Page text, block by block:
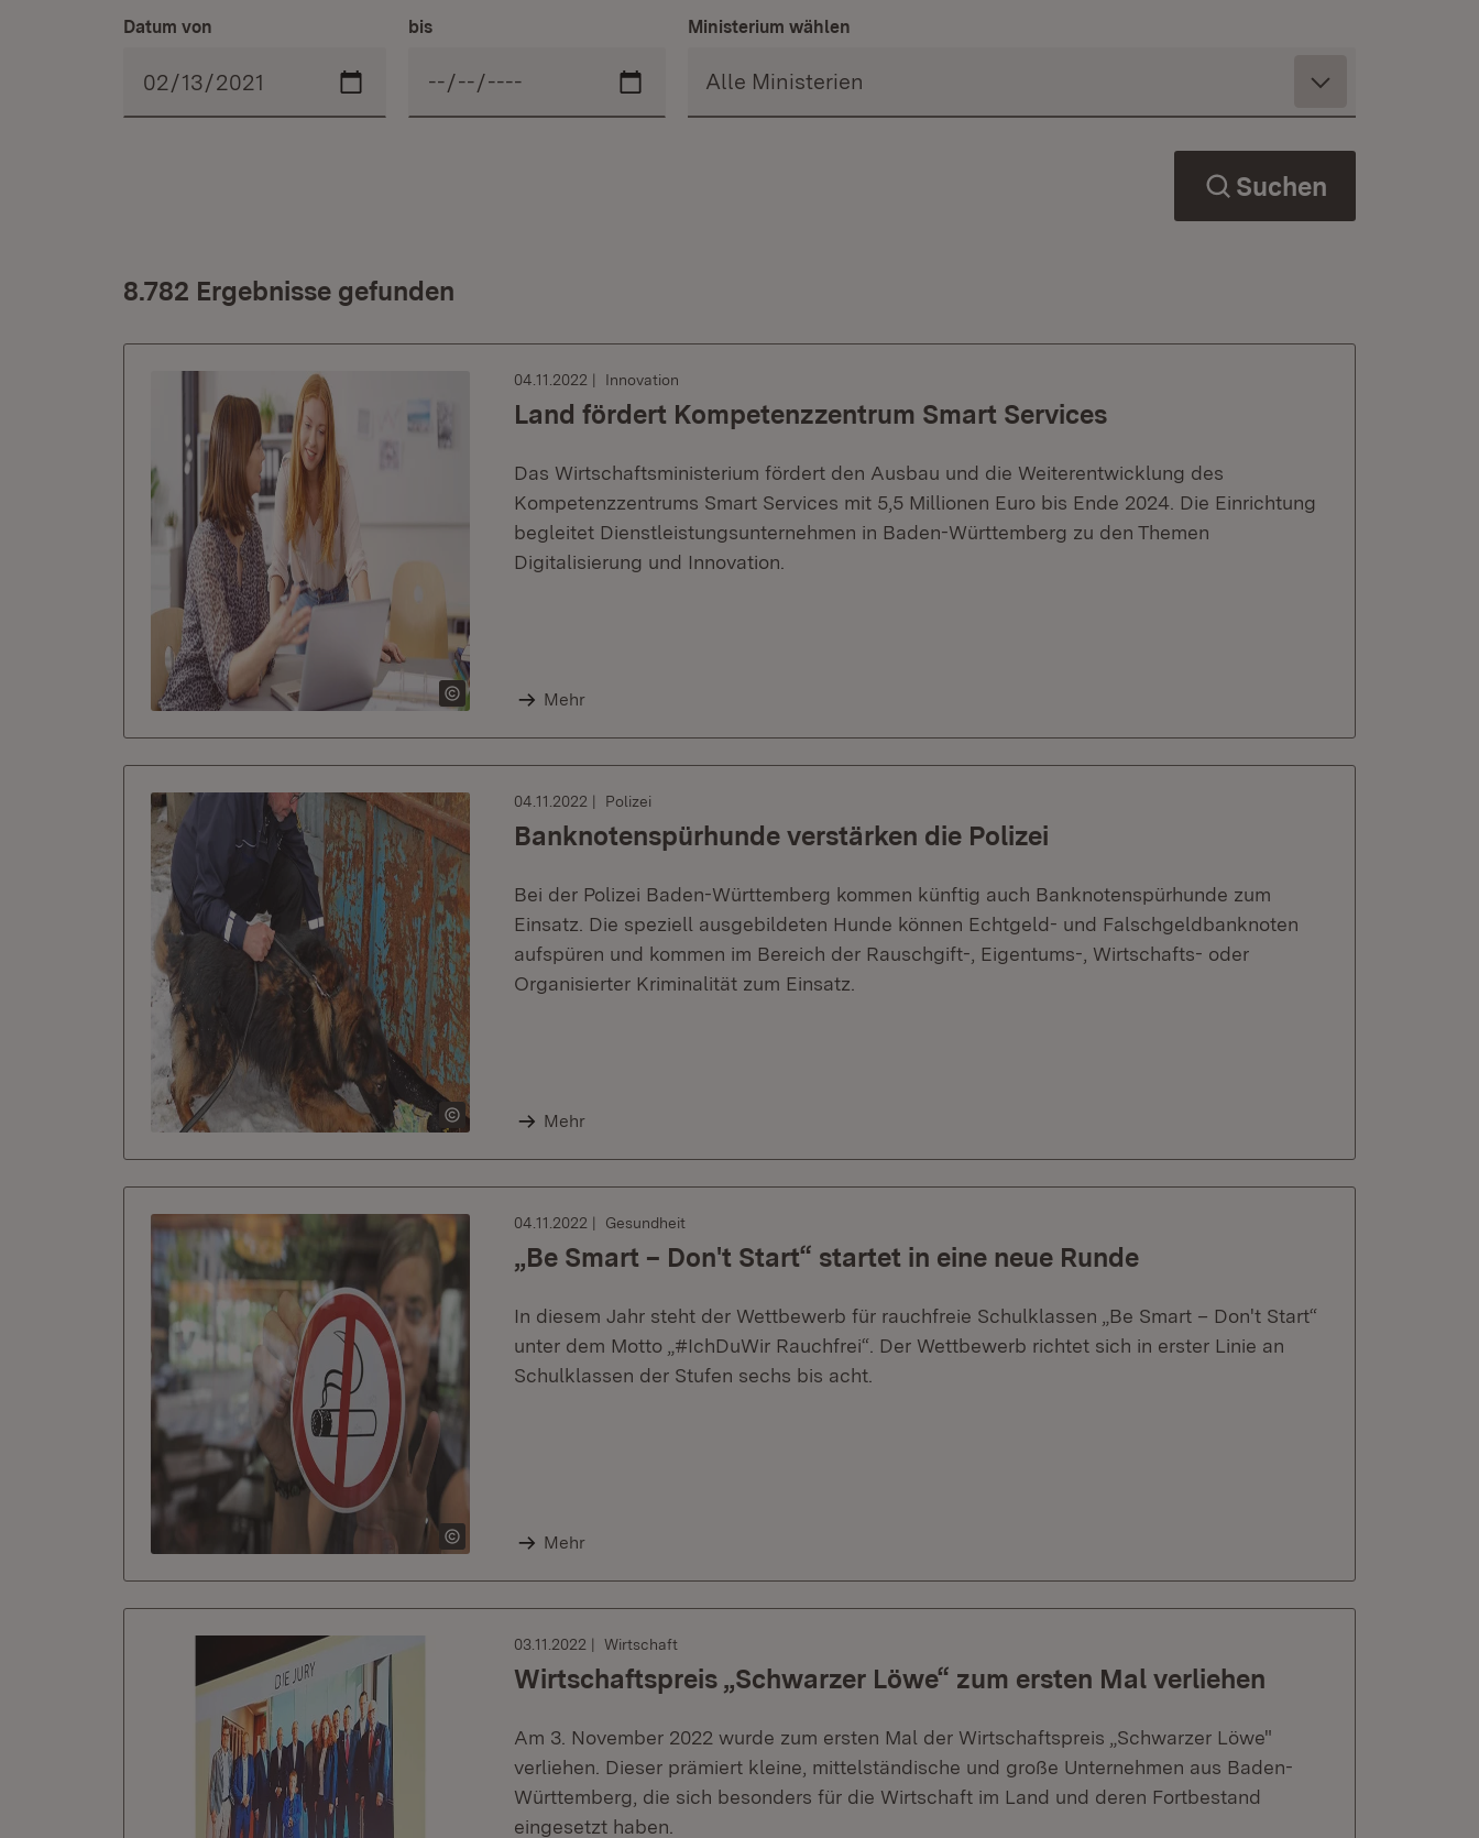
Datum von bis Ministerium wählen
Suchen
8.782 Ergebnisse gefunden
04.11.2022 Innovation
Land fördert Kompetenzzentrum Smart Services
Das Wirtschaftsministerium fördert den Ausbau und die Weiterentwicklung des
Kompetenzzentrums Smart Services mit 5,5 Millionen Euro bis Ende 2024. Die Einrichtung
begleitet Dienstleistungsunternehmen in Baden-Württemberg zu den Themen
Digitalisierung und Innovation.
Mehr
04.11.2022 Polizei
Banknotenspürhunde verstärken die Polizei
Bei der Polizei Baden-Württemberg kommen künftig auch Banknotenspürhunde zum
Einsatz. Die speziell ausgebildeten Hunde können Echtgeld- und Falschgeldbanknoten
aufspüren und kommen im Bereich der Rauschgift-, Eigentums-, Wirtschafts- oder
Organisierter Kriminalität zum Einsatz.
Mehr
04.11.2022 Gesundheit
„Be Smart – Don't Start“ startet in eine neue Runde
In diesem Jahr steht der Wettbewerb für rauchfreie Schulklassen „Be Smart – Don't Start“
unter dem Motto „#IchDuWir Rauchfrei“. Der Wettbewerb richtet sich in erster Linie an
Schulklassen der Stufen sechs bis acht.
Mehr
03.11.2022 Wirtschaft
Wirtschaftspreis „Schwarzer Löwe“ zum ersten Mal verliehen
Am 3. November 2022 wurde zum ersten Mal der Wirtschaftspreis „Schwarzer Löwe"
verliehen. Dieser prämiert kleine, mittelständische und große Unternehmen aus Baden-
Württemberg, die sich besonders für die Wirtschaft im Land und deren Fortbestand
eingesetzt haben.